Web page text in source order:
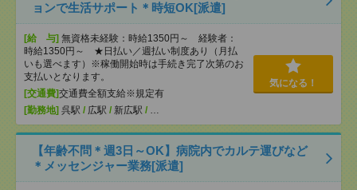
ョンで生活サポート＊時短OK[派遣]
[給 与] 無資格未経験：時給1350円～ 経験者：
時給1350円～ ★日払い／週払い制度あり（月払
いも選べます）※稼働開始時は手続き完了次第のお
支払いとなります。
[交通費]交通費全額支給※規定有
[勤務地] 呉駅 / 広駅 / 新広駅 / …
気になる！
【年齢不問＊週3日～OK】病院内でカルテ運びなど
＊メッセンジャー業務[派遣]